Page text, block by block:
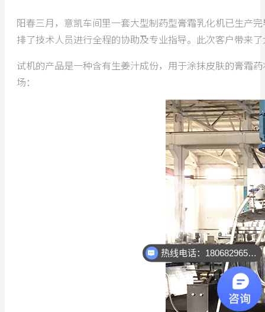
阳春三月，意凯车间里一套大型制药型膏霜乳化机已生产
排了技术人员进行全程的协助及专业指导。此次客户带来
试机的产品是一种含有生姜汁成份，用于涂抹皮肤的膏霜
场：
热线电话：18068296512